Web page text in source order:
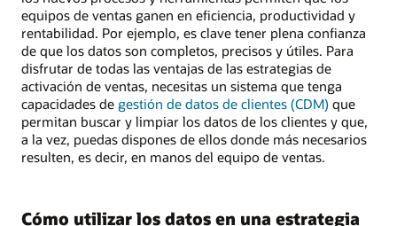
equipos de ventas ganen en eficiencia, productividad y
rentabilidad. Por ejemplo, es clave tener plena confianza
de que los datos son completos, precisos y útiles. Para
disfrutar de todas las ventajas de las estrategias de
activación de ventas, necesitas un sistema que tenga
capacidades de gestión de datos de clientes (CDM) que
permitan buscar y limpiar los datos de los clientes y que,
a la vez, puedas dispones de ellos donde más necesarios
resulten, es decir, en manos del equipo de ventas.
Cómo utilizar los datos en una estrategia